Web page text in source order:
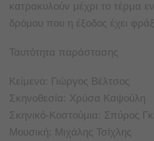
κατρακυλούν μέχρι το τέρμα
δρόμου που η έξοδος έχει
Ταυτότητα παράστασης
Κείμενο: Γιώργος Βέλτσος
Σκηνοθεσία: Χρύσα Καψούλη
Σκηνικό-Κοστούμια: Σπύρος
Μουσική: Μιχάλης Τσίχλης